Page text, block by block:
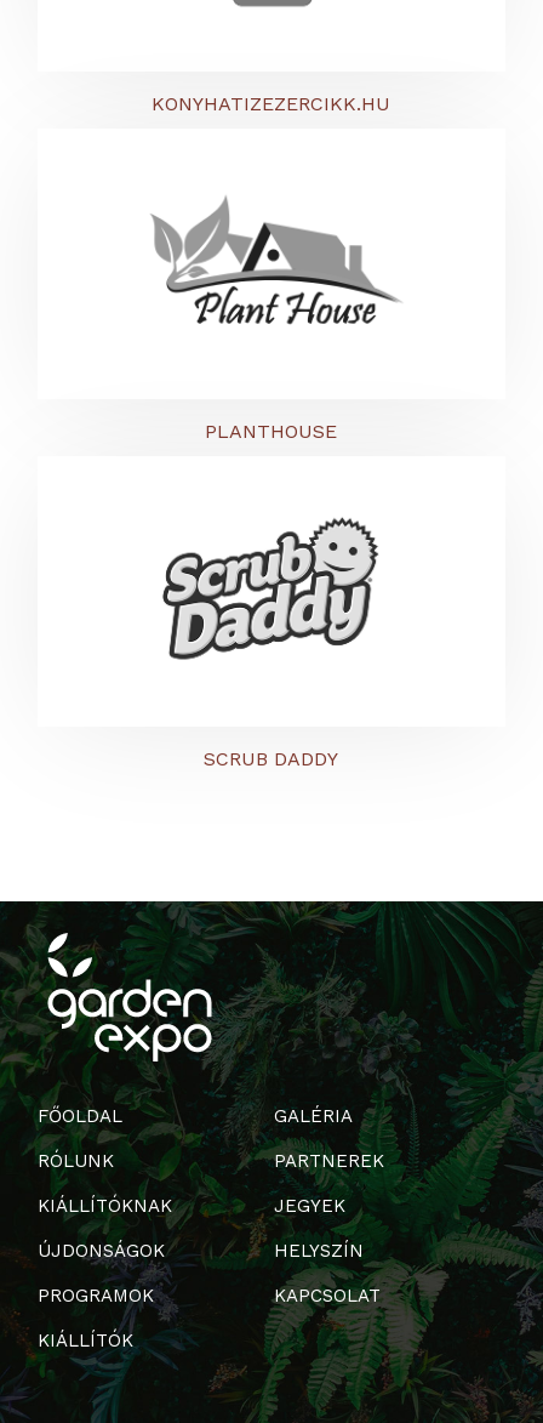
KONYHATIZEZERCIKK.HU
PLANTHOUSE
SCRUB DADDY
FŐOLDAL
RÓLUNK
KIÁLLÍTÓKNAK
ÚJDONSÁGOK
PROGRAMOK
KIÁLLÍTÓK
GALÉRIA
PARTNEREK
JEGYEK
HELYSZÍN
KAPCSOLAT